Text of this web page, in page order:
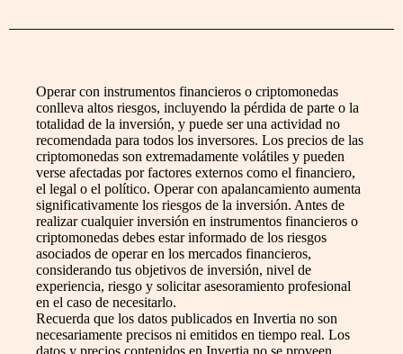
Operar con instrumentos financieros o criptomonedas
conlleva altos riesgos, incluyendo la pérdida de parte o la
totalidad de la inversión, y puede ser una actividad no
recomendada para todos los inversores. Los precios de las
criptomonedas son extremadamente volátiles y pueden
verse afectadas por factores externos como el financiero,
el legal o el político. Operar con apalancamiento aumenta
significativamente los riesgos de la inversión. Antes de
realizar cualquier inversión en instrumentos financieros o
criptomonedas debes estar informado de los riesgos
asociados de operar en los mercados financieros,
considerando tus objetivos de inversión, nivel de
experiencia, riesgo y solicitar asesoramiento profesional
en el caso de necesitarlo.
Recuerda que los datos publicados en Invertia no son
necesariamente precisos ni emitidos en tiempo real. Los
datos y precios contenidos en Invertia no se proveen